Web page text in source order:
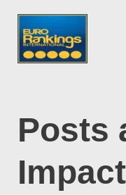
Posts